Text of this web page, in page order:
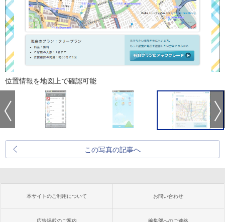
位置情報を地図上で確認可能
この写真の記事へ
本サイトのご利用について お問い合わせ
広告掲載のご案内 編集部へのご連絡